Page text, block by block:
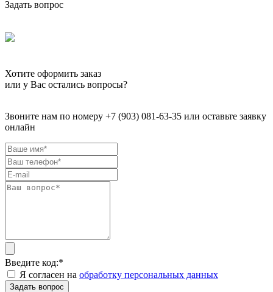
Задать вопрос
Хотите оформить заказ
или у Вас остались вопросы?
Звоните нам по номеру +7 (903) 081-63-35 или оставьте заявку
онлайн
Введите код:*
Я согласен на обработку персональных данных
Задать вопрос